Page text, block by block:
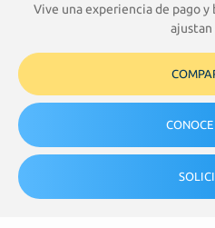
Vive una experiencia de pago
ajustan